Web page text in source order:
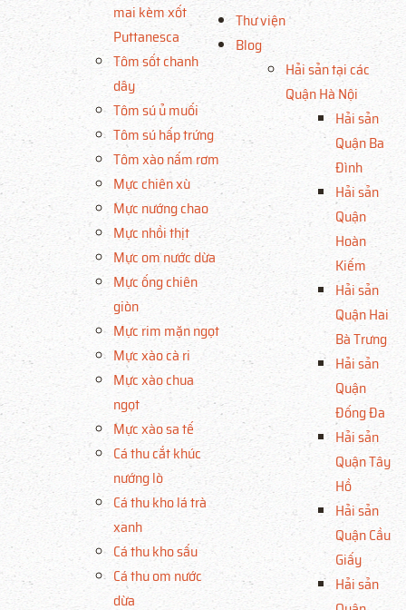
mai kèm xốt
Puttanesca
Tôm sốt chanh
dây
Tôm sú ủ muối
Tôm sú hấp trứng
Tôm xào nấm rơm
Mực chiên xù
Mực nướng chao
Mực nhồi thịt
Mực om nước dừa
Mực ống chiên
giòn
Mực rim mặn ngọt
Mực xào cà ri
Mực xào chua
ngọt
Mực xào sa tế
Cá thu cắt khúc
nướng lò
Cá thu kho lá trà
xanh
Cá thu kho sấu
Cá thu om nước
dừa
Thư viện
Blog
Hải sản tại các
Quận Hà Nội
Hải sản
Quận Ba
Đình
Hải sản
Quận
Hoàn
Kiếm
Hải sản
Quận Hai
Bà Trưng
Hải sản
Quận
Đống Đa
Hải sản
Quận Tây
Hồ
Hải sản
Quận Cầu
Giấy
Hải sản